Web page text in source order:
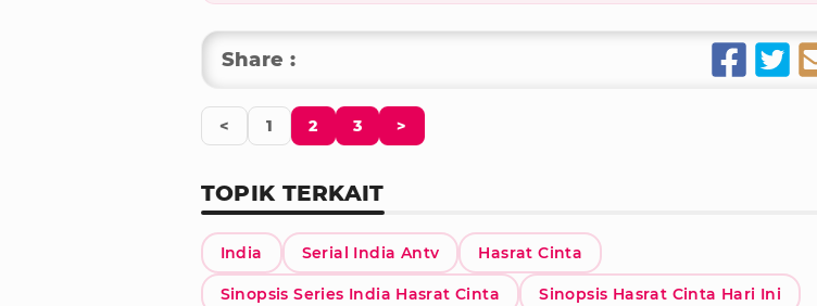
Share :
< 1 2 3 >
TOPIK TERKAIT
India Serial India Antv Hasrat Cinta
Sinopsis Series India Hasrat Cinta Sinopsis Hasrat Cinta Hari Ini